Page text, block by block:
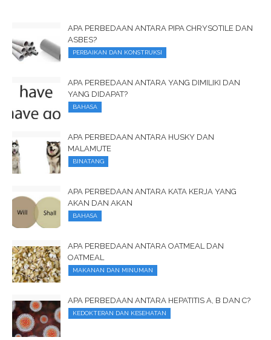
APA PERBEDAAN ANTARA PIPA CHRYSOTILE DAN
ASBES?
PERBAIKAN DAN KONSTRUKSI
APA PERBEDAAN ANTARA YANG DIMILIKI DAN
YANG DIDAPAT?
BAHASA
APA PERBEDAAN ANTARA HUSKY DAN
MALAMUTE
BINATANG
APA PERBEDAAN ANTARA KATA KERJA YANG
AKAN DAN AKAN
BAHASA
APA PERBEDAAN ANTARA OATMEAL DAN
OATMEAL
MAKANAN DAN MINUMAN
APA PERBEDAAN ANTARA HEPATITIS A, B DAN C?
KEDOKTERAN DAN KESEHATAN